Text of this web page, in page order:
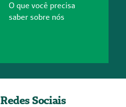
O que você precisa
saber sobre nós
Redes Sociais